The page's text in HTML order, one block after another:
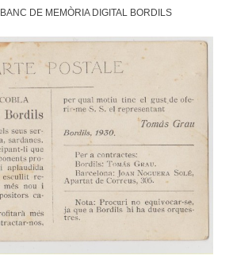
BANC DE MEMÒRIA DIGITAL BORDILS